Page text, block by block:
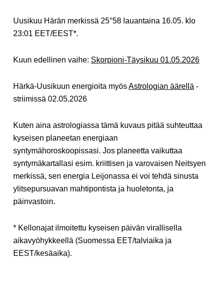
Uusikuu Härän merkissä 25°58 lauantaina 16.05. klo
23:01 EET/EEST*.
Kuun edellinen vaihe: Skorpioni-Täysikuu 01.05.2026
Härkä-Uusikuun energioita myösAstrologian äärellä -
striimissä 02.05.2026
Kuten aina astrologiassa tämä kuvaus pitää suhteuttaa
kyseisen planeetan energiaan
syntymähoroskoopissasi. Jos planeetta vaikuttaa
syntymäkartallasi esim. kriittisen ja varovaisen Neitsyen
merkissä, sen energia Leijonassa ei voi tehdä sinusta
ylitsepursuavan mahtipontista ja huoletonta, ja
päinvastoin.
* Kellonajat ilmoitettu kyseisen päivän virallisella
aikavyöhykkeellä (Suomessa EET/talviaika ja
EEST/kesäaika).